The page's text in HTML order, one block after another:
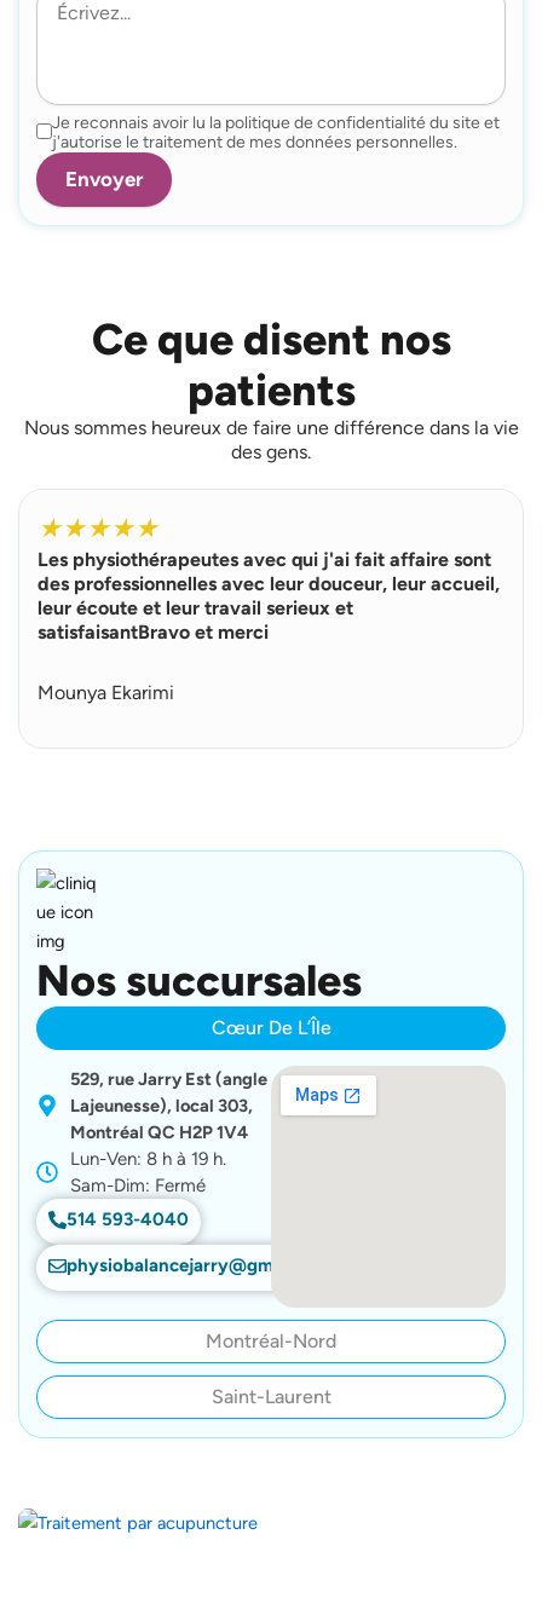
Je reconnais avoir lu la politique de confidentialité du site et
j'autorise le traitement de mes données personnelles.
Ce que disent nos
patients
Nous sommes heureux de faire une différence dans la vie
des gens.
★★★★★
Les physiothérapeutes avec qui j'ai fait affaire sont
des professionnelles avec leur douceur, leur accueil,
leur écoute et leur travail serieux et
satisfaisantBravo et merci
L
Mounya Ekarimi
Nos succursales
Cœur De L’Île
Montréal-Nord
Saint-Laurent
529, rue Jarry Est (angle
Lajeunesse), local 303,
Montréal QC H2P 1V4
Lun-Ven: 8 h à 19 h.
Sam-Dim: Fermé
514 593-4040
physiobalancejarry@gmail.com